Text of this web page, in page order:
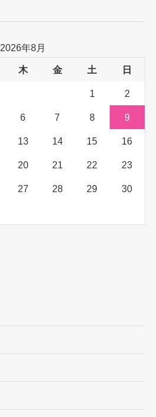
2026年8月
木 金 土 日
1 2
6 7 8 9
13 14 15 16
20 21 22 23
27 28 29 30